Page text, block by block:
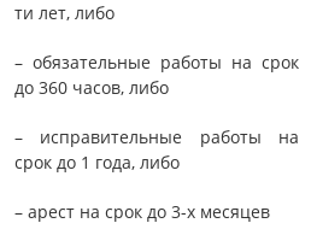
ти лет, либо
– обязательные работы на срок
до 360 часов, либо
– исправительные работы на
срок до 1 года, либо
– арест на срок до 3-х месяцев